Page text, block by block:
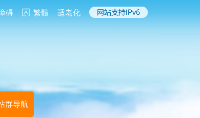
碍 繁體 适老化
群导航